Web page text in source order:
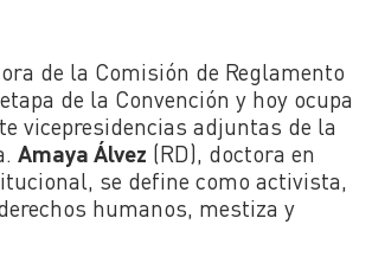
de la Comisión de Reglamento
de la Convención y hoy ocupa
vicepresidencias adjuntas de la
Amaya Álvez (RD), doctora en
se define como activista,
humanos, mestiza y